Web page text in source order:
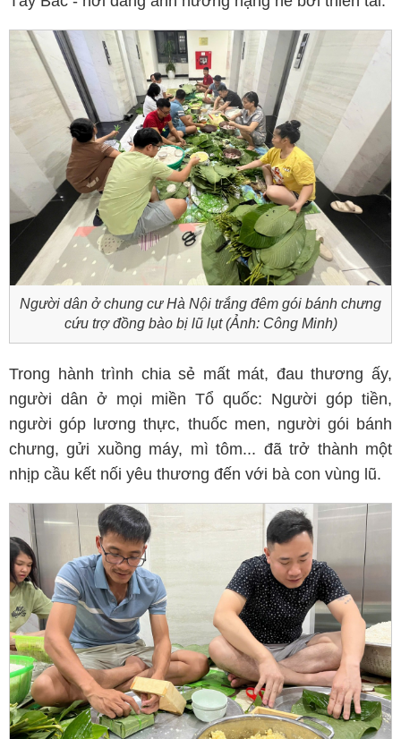
Người dân ở chung cư Hà Nội trắng đêm gói bánh chưng
cứu trợ đồng bào bị lũ lụt (Ảnh: Công Minh)
Trong hành trình chia sẻ mất mát, đau thương ấy,
người dân ở mọi miền Tổ quốc: Người góp tiền,
người góp lương thực, thuốc men, người gói bánh
chưng, gửi xuồng máy, mì tôm... đã trở thành một
nhịp cầu kết nối yêu thương đến với bà con vùng lũ.